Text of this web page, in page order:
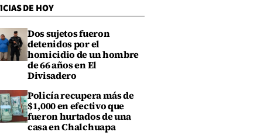
DE HOY
Dos sujetos fueron
detenidos por el
homicidio de un hombre
de 66 años en El
Divisadero
Policía recupera más de
$1,000 en efectivo que
fueron hurtados de una
casa en Chalchuapa